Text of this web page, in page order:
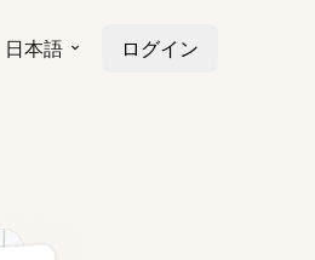
日本語 ログイン